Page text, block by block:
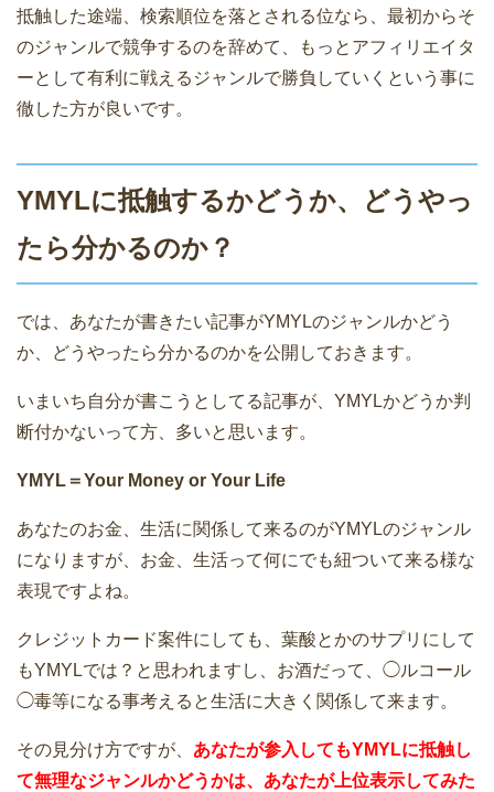
抵触した途端、検索順位を落とされる位なら、最初からそ
のジャンルで競争するのを辞めて、もっとアフィリエイタ
ーとして有利に戦えるジャンルで勝負していくという事に
徹した方が良いです。
YMYLに抵触するかどうか、どうやっ
たら分かるのか？
では、あなたが書きたい記事がYMYLのジャンルかどう
か、どうやったら分かるのかを公開しておきます。
いまいち自分が書こうとしてる記事が、YMYLかどうか判
断付かないって方、多いと思います。
YMYL＝Your Money or Your Life
あなたのお金、生活に関係して来るのがYMYLのジャンル
になりますが、お金、生活って何にでも紐ついて来る様な
表現ですよね。
クレジットカード案件にしても、葉酸とかのサプリにして
もYMYLでは？と思われますし、お酒だって、◯ルコール
◯毒等になる事考えると生活に大きく関係して来ます。
その見分け方ですが、 あなたが参入してもYMYLに抵触し
て無理なジャンルかどうかは、あなたが上位表示してみた